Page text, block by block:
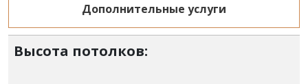
Дополнительные услуги
Высота потолков: